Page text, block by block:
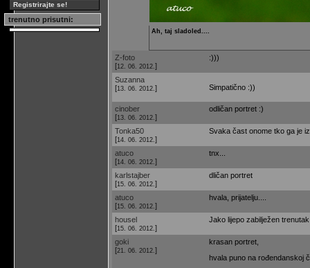
Registrirajte se!
trenutno prisutni:
Ah, taj sladoled....
Z-foto
[12. 06. 2012. ]
:)))
Suzanna
[13. 06. 2012. ] Simpatično :))
cinober
[13. 06. 2012. ]
odličan portret :)
Tonka50
[14. 06. 2012. ]
Svaka čast onome tko ga je
atuco
[14. 06. 2012. ]
tnx...
karlstajber
[15. 06. 2012. ]
dličan portret
atuco
[15. 06. 2012. ]
hvala, prijatelju....
housel
[15. 06. 2012. ]
Jako lijepo zabilježen
goki
[21. 06. 2012. ]
krasan portret,
hvala puno na rođendanskoj